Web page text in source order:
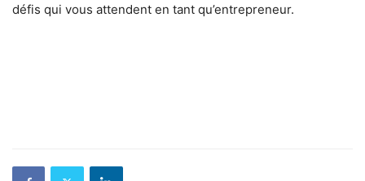
défis qui vous attendent en tant qu’entrepreneur.